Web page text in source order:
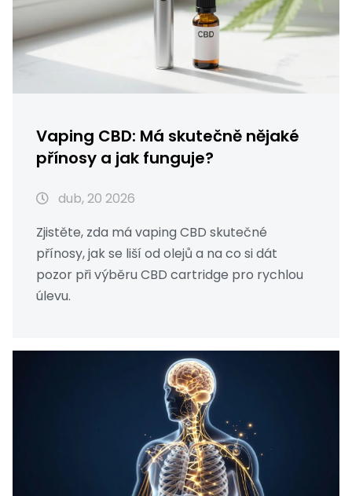
Vaping CBD: Má skutečně nějaké
přínosy a jak funguje?
dub, 20 2026
Zjistěte, zda má vaping CBD skutečné
přínosy, jak se liší od olejů a na co si dát
pozor při výběru CBD cartridge pro rychlou
úlevu.